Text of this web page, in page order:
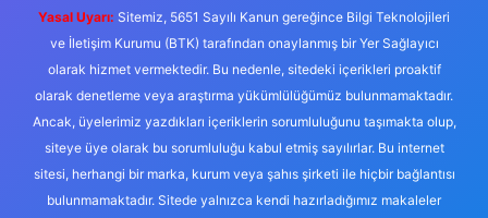
Yasal Uyarı: Sitemiz, 5651 Sayılı Kanun gereğince Bilgi Teknolojileri
ve İletişim Kurumu (BTK) tarafından onaylanmış bir Yer Sağlayıcı
olarak hizmet vermektedir. Bu nedenle, sitedeki içerikleri proaktif
olarak denetleme veya araştırma yükümlülüğümüz bulunmamaktadır.
Ancak, üyelerimiz yazdıkları içeriklerin sorumluluğunu taşımakta olup,
siteye üye olarak bu sorumluluğu kabul etmiş sayılırlar. Bu internet
sitesi, herhangi bir marka, kurum veya şahıs şirketi ile hiçbir bağlantısı
bulunmamaktadır. Sitede yalnızca kendi hazırladığımız makaleler